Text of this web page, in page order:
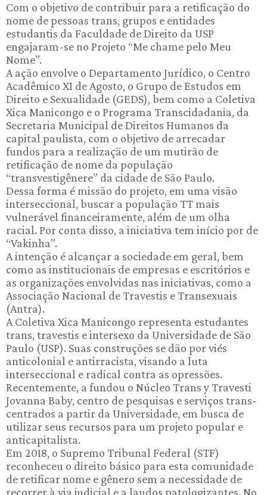
Com o objetivo de contribuir para a retificação do
nome de pessoas trans, grupos e entidades
estudantis da Faculdade de Direito da USP
engajaram-se no Projeto “Me chame pelo Meu
Nome”.
A ação envolve o Departamento Jurídico, o Centro
Acadêmico XI de Agosto, o Grupo de Estudos em
Direito e Sexualidade (GEDS), bem como a Coletiva
Xica Manicongo e o Programa Transcidadania, da
Secretaria Municipal de Direitos Humanos da
capital paulista, com o objetivo de arrecadar
fundos para a realização de um mutirão de
retificação de nome da população
“transvestigênere” da cidade de São Paulo.
Dessa forma é missão do projeto, em uma visão
interseccional, buscar a população TT mais
vulnerável financeiramente, além de um olha
racial. Por conta disso, a iniciativa tem início por de
“Vakinha”.
A intenção é alcançar a sociedade em geral, bem
como as institucionais de empresas e escritórios e
as organizações envolvidas nas iniciativas, como a
Associação Nacional de Travestis e Transexuais
(Antra).
A Coletiva Xica Manicongo representa estudantes
trans, travestis e intersexo da Universidade de São
Paulo (USP). Suas construções se dão por viés
anticolonial e antirracista, visando a luta
interseccional e radical contra as opressões.
Recentemente, a fundou o Núcleo Trans y Travesti
Jovanna Baby, centro de pesquisas e serviços trans-
centrados a partir da Universidade, em busca de
utilizar seus recursos para um projeto popular e
anticapitalista.
Em 2018, o Supremo Tribunal Federal (STF)
reconheceu o direito básico para esta comunidade
de retificar nome e gênero sem a necessidade de
recorrer à via judicial e a laudos patologizantes. No